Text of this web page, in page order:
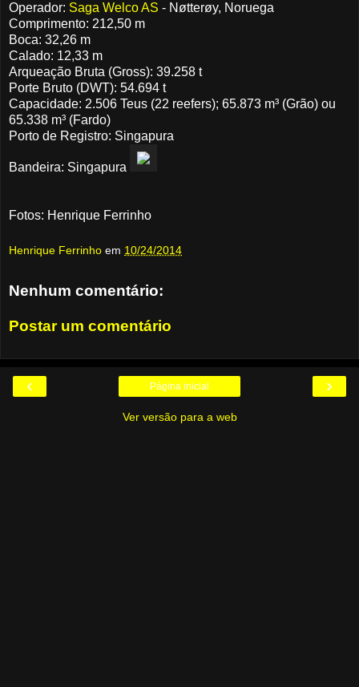
Operador: Saga Welco AS - Nøtterøy, Noruega
Comprimento: 212,50 m
Boca: 32,26 m
Calado: 12,33 m
Arqueação Bruta (Gross): 39.258 t
Porte Bruto (DWT): 54.694 t
Capacidade: 2.506 Teus (22 reefers); 65.873 m³ (Grão) ou
65.338 m³ (Fardo)
Porto de Registro: Singapura
Bandeira: Singapura
Fotos: Henrique Ferrinho
Henrique Ferrinho em 10/24/2014
Nenhum comentário:
Postar um comentário
‹ ›
Página inicial
Ver versão para a web